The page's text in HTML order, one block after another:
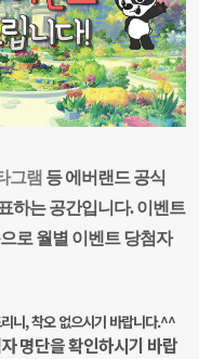
그램 등 에버랜드 공식
하는 공간입니다. 이벤트
로 월별 이벤트 당첨자
니, 착오 없으시기 바랍니다.^^
명단을 확인하시기 바랍